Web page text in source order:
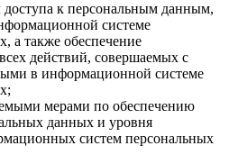
доступа к персональным данным,
системе
а также обеспечение
действий, совершаемых с
в информационной системе
мерами по обеспечению
данных и уровня
систем персональных